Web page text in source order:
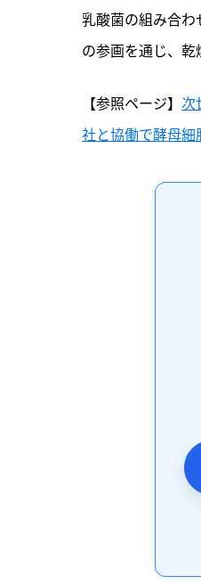
乳酸菌の組み合
の参画を通じ、乾
【参照ページ】 次
社と協働で酵母